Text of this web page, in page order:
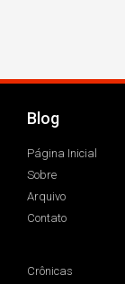
Blog
Página Inicial
Sobre
Arquivo
Contato
Crônicas